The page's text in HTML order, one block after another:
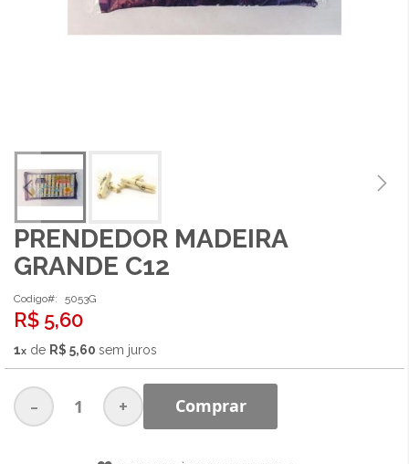
Saltar
para
o
da
Galeria
de
PRENDEDOR MADEIRA
GRANDE C12
Codigo 5053G
R$ 5,60
1 de R$ 5,60 sem juros
- + Comprar